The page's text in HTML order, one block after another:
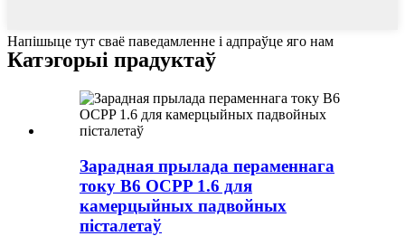
Напішыце тут сваё паведамленне і адпраўце яго нам
Катэгорыі прадуктаў
Зарадная прылада пераменнага
току B6 OCPP 1.6 для
камерцыйных падвойных
пісталетаў